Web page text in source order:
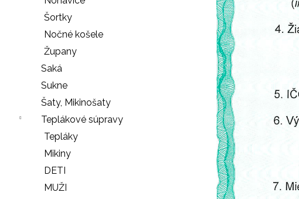
Šortky
Nočné košele
Župany
Saká
Sukne
Šaty, Mikinošaty
Teplákové súpravy
Tepláky
Mikiny
DETI
MUŽI